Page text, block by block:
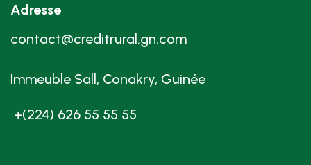
Adresse
contact@creditrural.gn.com
Immeuble Sall, Conakry, Guinée
+(224) 626 55 55 55